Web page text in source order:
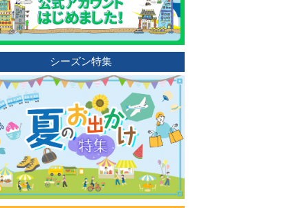
シーズン特集